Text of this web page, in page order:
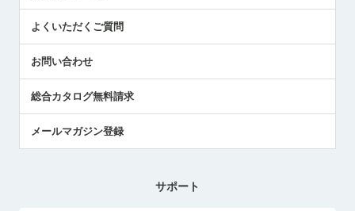
センサのテクニカルガイド
社長ブログ
よくいただくご質問
お問い合わせ
総合カタログ無料請求
メールマガジン登録
サポート